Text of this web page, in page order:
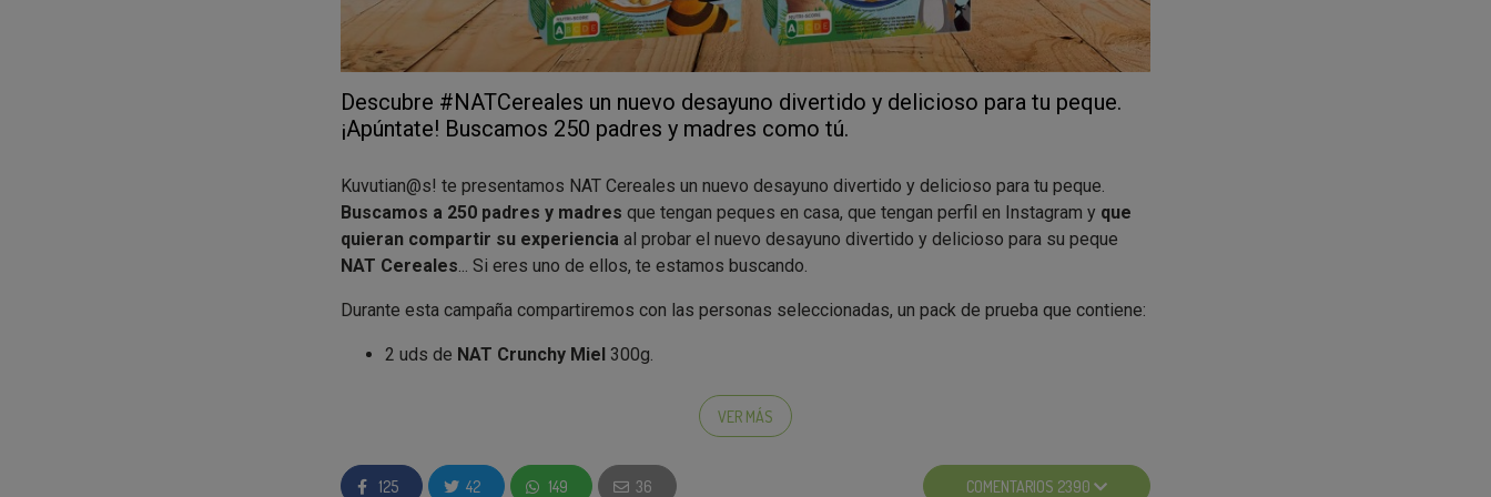
Descubre #NATCereales un nuevo desayuno divertido y delicioso para tu peque.
¡Apúntate! Buscamos 250 padres y madres como tú.
Kuvutian@s! te presentamos NAT Cereales un nuevo desayuno divertido y delicioso para tu peque.
Buscamos a 250 padres y madres que tengan peques en casa, que tengan perfil en Instagram y que
quieran compartir su experiencia al probar el nuevo desayuno divertido y delicioso para su peque
NAT Cereales... Si eres uno de ellos, te estamos buscando.
Durante esta campaña compartiremos con las personas seleccionadas, un pack de prueba que contiene:
2 uds de NAT Crunchy Miel 300g.
Tu peque podrá probar NAT Cereales elaborados con ingredientes de origen natural. Naturalmente
además con NUTRISCORE A.
VER MÁS
125 42 149 36 COMENTARIOS 2390